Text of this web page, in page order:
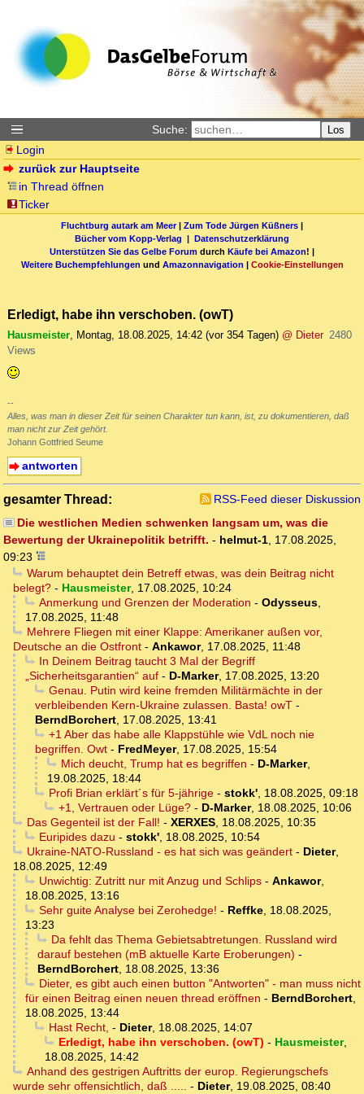
Suche: Los
Login
zurück zur Hauptseite
in Thread öffnen
Ticker
Fluchtburg autark am Meer| Zum Tode Jürgen Küßners |
Bücher vom Kopp-Verlag | Datenschutzerklärung
Unterstützen Sie das Gelbe Forum durch Käufe bei Amazon! |
Weitere Buchempfehlungen und Amazonnavigation | Cookie-Einstellungen
Erledigt, habe ihn verschoben. (owT)
Hausmeister, Montag, 18.08.2025, 14:42 (vor 354 Tagen) @ Dieter 2480
Views
--
Alles, was man in dieser Zeit für seinen Charakter tun kann, ist, zu dokumentieren, daß
man nicht zur Zeit gehört.
Johann Gottfried Seume
antworten
gesamter Thread:
RSS-Feed dieser Diskussion
Die westlichen Medien schwenken langsam um, was die
Bewertung der Ukrainepolitik betrifft. - helmut-1, 17.08.2025,
09:23
Warum behauptet dein Betreff etwas, was dein Beitrag nicht
belegt? - Hausmeister, 17.08.2025, 10:24
Anmerkung und Grenzen der Moderation - Odysseus,
17.08.2025, 11:48
Mehrere Fliegen mit einer Klappe: Amerikaner außen vor,
Deutsche an die Ostfront - Ankawor, 17.08.2025, 11:48
In Deinem Beitrag taucht 3 Mal der Begriff
„Sicherheitsgarantien“ auf - D-Marker, 17.08.2025, 13:20
Genau. Putin wird keine fremden Militärmächte in der
verbleibenden Kern-Ukraine zulassen. Basta! owT -
BerndBorchert, 17.08.2025, 13:41
+1 Aber das habe alle Klappstühle wie VdL noch nie
begriffen. Owt - FredMeyer, 17.08.2025, 15:54
Mich deucht, Trump hat es begriffen - D-Marker,
19.08.2025, 18:44
Profi Brian erklärt´s für 5-jährige- stokk', 18.08.2025, 09:18
+1, Vertrauen oder Lüge?- D-Marker, 18.08.2025, 10:06
Das Gegenteil ist der Fall! - XERXES, 18.08.2025, 10:35
Euripides dazu - stokk', 18.08.2025, 10:54
Ukraine-NATO-Russland - es hat sich was geändert- Dieter,
18.08.2025, 12:49
Unwichtig: Zutritt nur mit Anzug und Schlips- Ankawor,
18.08.2025, 13:16
Sehr guite Analyse bei Zerohedge! - Reffke, 18.08.2025,
13:23
Da fehlt das Thema Gebietsabtretungen. Russland wird
darauf bestehen (mB aktuelle Karte Eroberungen) -
BerndBorchert, 18.08.2025, 13:36
Dieter, es gibt auch einen button "Antworten" - man muss nicht
für einen Beitrag einen neuen thread eröffnen - BerndBorchert,
18.08.2025, 13:44
Hast Recht, - Dieter, 18.08.2025, 14:07
Erledigt, habe ihn verschoben. (owT) - Hausmeister,
18.08.2025, 14:42
Anhand des gestrigen Auftritts der europ. Regierungschefs
wurde sehr offensichtlich, daß ..... - Dieter, 19.08.2025, 08:40